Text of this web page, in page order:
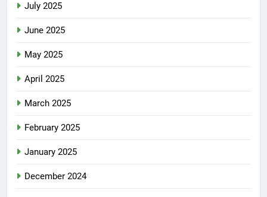
July 2025
June 2025
May 2025
April 2025
March 2025
February 2025
January 2025
December 2024